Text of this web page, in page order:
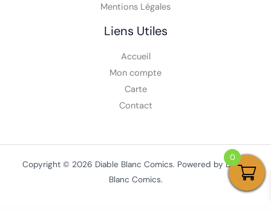
Mentions Légales
Liens Utiles
Accueil
Mon compte
Carte
Contact
Copyright © 2026 Diable Blanc Comics. Powered by Diable
Blanc Comics.
0